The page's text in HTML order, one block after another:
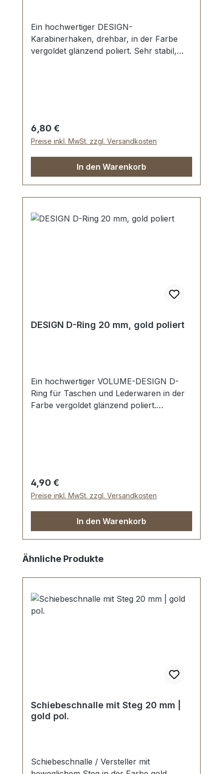
Ein hochwertiger DESIGN-
Karabinerhaken, drehbar, in der Farbe
vergoldet glänzend poliert. Sehr stabil,
Regulärer Preis:
6,80 €
Preise inkl. MwSt. zzgl. Versandkosten
In den Warenkorb
DESIGN D-Ring 20 mm, gold poliert
Ein hochwertiger VOLUME-DESIGN D-
Ring für Taschen und Lederwaren in der
Farbe vergoldet glänzend poliert.
DESIGN D-Ring
Regulärer Preis:
4,90 €
Preise inkl. MwSt. zzgl. Versandkosten
In den Warenkorb
Produktgalerie überspringen
Ähnliche Produkte
Schiebeschnalle mit Steg 20 mm |
gold pol.
Schiebeschnalle / Versteller mit